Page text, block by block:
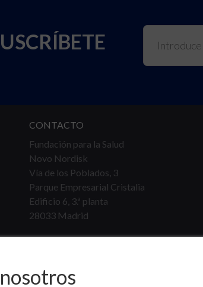
CONTACTO
Fundación para la Salud
Novo Nordisk
Vía de los Poblados, 3
Parque Empresarial Cristalia
Edificio 6, 3.ª planta
28033 Madrid